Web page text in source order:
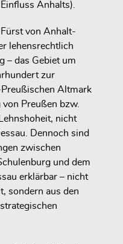
Anhalts).
von Anhalt-
lehensrechtlich
– das Gebiet um
zur
Altmark
Preußen bzw.
nicht
Dennoch sind
zwischen
und dem
erklärbar – nicht
sondern aus den